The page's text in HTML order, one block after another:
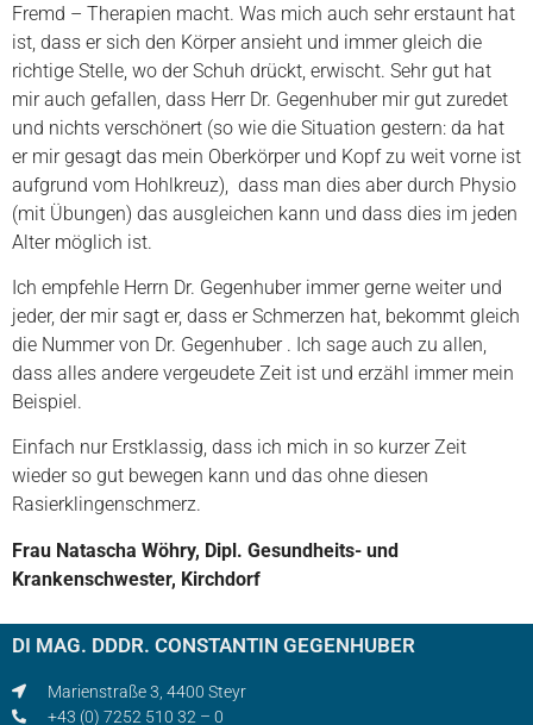
Fremd – Therapien macht. Was mich auch sehr erstaunt hat
ist, dass er sich den Körper ansieht und immer gleich die
richtige Stelle, wo der Schuh drückt, erwischt. Sehr gut hat
mir auch gefallen, dass Herr Dr. Gegenhuber mir gut zuredet
und nichts verschönert (so wie die Situation gestern: da hat
er mir gesagt das mein Oberkörper und Kopf zu weit vorne ist
aufgrund vom Hohlkreuz), dass man dies aber durch Physio
(mit Übungen) das ausgleichen kann und dass dies im jeden
Alter möglich ist.
Ich empfehle Herrn Dr. Gegenhuber immer gerne weiter und
jeder, der mir sagt er, dass er Schmerzen hat, bekommt gleich
die Nummer von Dr. Gegenhuber . Ich sage auch zu allen,
dass alles andere vergeudete Zeit ist und erzähl immer mein
Beispiel.
Einfach nur Erstklassig, dass ich mich in so kurzer Zeit
wieder so gut bewegen kann und das ohne diesen
Rasierklingenschmerz.
Frau Natascha Wöhry, Dipl. Gesundheits- und
Krankenschwester, Kirchdorf
DI MAG. DDDR. CONSTANTIN GEGENHUBER
Marienstraße 3, 4400 Steyr
+43 (0) 7252 510 32 – 0